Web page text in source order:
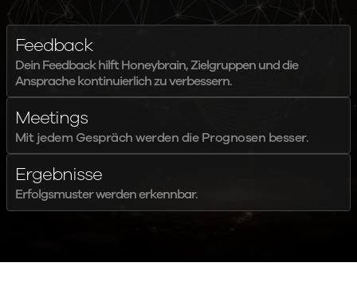
Feedback
Dein Feedback hilft Honeybrain, Zielgruppen und die
Ansprache kontinuierlich zu verbessern.
Meetings
Mit jedem Gespräch werden die Prognosen besser.
Ergebnisse
Erfolgsmuster werden erkennbar.